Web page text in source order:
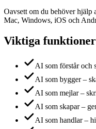
Oavsett om du behöver hjälp
Mac, Windows, iOS och
Viktiga funktioner
AI som förstår och
AI som bygger –
AI som mejlar –
AI som skapar –
AI som handlar –